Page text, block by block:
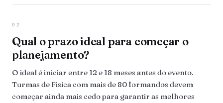
02
Qual o prazo ideal para começar o
planejamento?
O ideal é iniciar entre 12 e 18 meses antes do evento.
Turmas de Fisica com mais de 80 formandos devem
começar ainda mais cedo para garantir as melhores